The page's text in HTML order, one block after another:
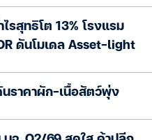
รสุทธิโต 13% โรงแรม
ดันโมเดล Asset-light
นราคาผัก-เนื้อสัตว์พุ่ง